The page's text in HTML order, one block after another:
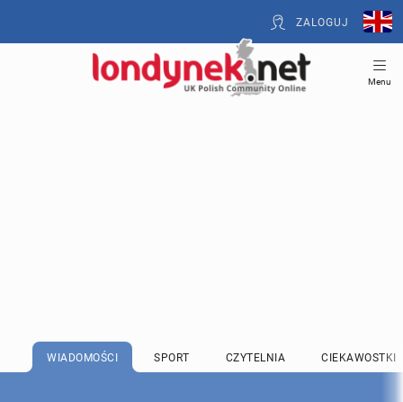
ZALOGUJ
Menu
WIADOMOŚCI SPORT CZYTELNIA CIEKAWOSTKI